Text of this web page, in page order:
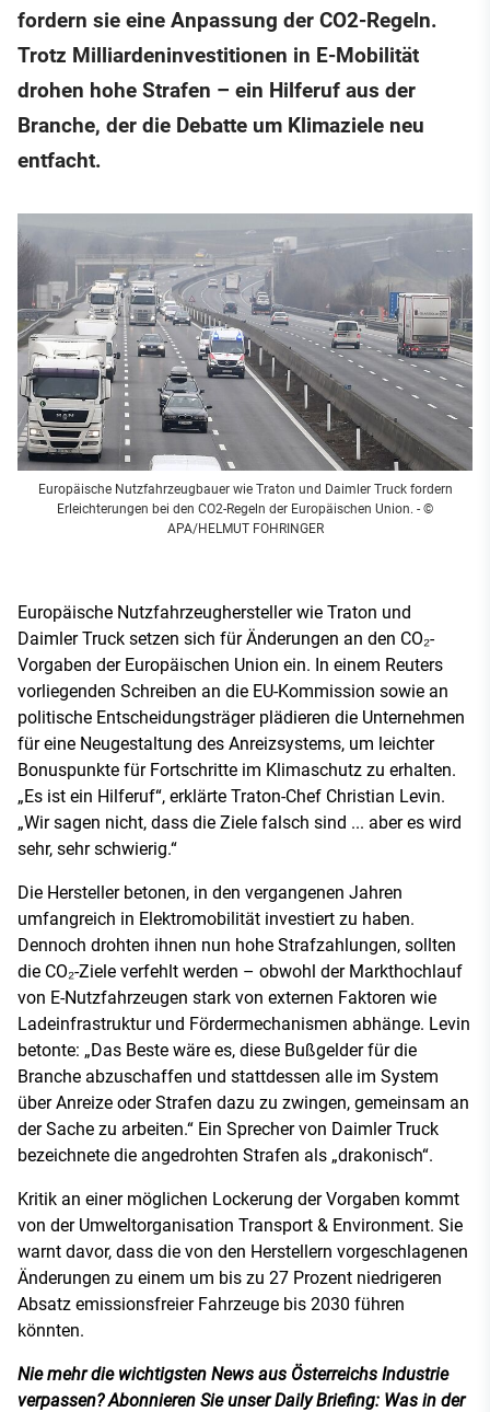
fordern sie eine Anpassung der CO2-Regeln.
Trotz Milliardeninvestitionen in E-Mobilität
drohen hohe Strafen – ein Hilferuf aus der
Branche, der die Debatte um Klimaziele neu
entfacht.
Europäische Nutzfahrzeugbauer wie Traton und Daimler Truck fordern
Erleichterungen bei den CO2-Regeln der Europäischen Union. - ©
APA/HELMUT FOHRINGER
Europäische Nutzfahrzeughersteller wie Traton und
Daimler Truck setzen sich für Änderungen an den CO₂-
Vorgaben der Europäischen Union ein. In einem Reuters
vorliegenden Schreiben an die EU-Kommission sowie an
politische Entscheidungsträger plädieren die Unternehmen
für eine Neugestaltung des Anreizsystems, um leichter
Bonuspunkte für Fortschritte im Klimaschutz zu erhalten.
„Es ist ein Hilferuf“, erklärte Traton-Chef Christian Levin.
„Wir sagen nicht, dass die Ziele falsch sind ... aber es wird
sehr, sehr schwierig.“
Die Hersteller betonen, in den vergangenen Jahren
umfangreich in Elektromobilität investiert zu haben.
Dennoch drohten ihnen nun hohe Strafzahlungen, sollten
die CO₂-Ziele verfehlt werden – obwohl der Markthochlauf
von E-Nutzfahrzeugen stark von externen Faktoren wie
Ladeinfrastruktur und Fördermechanismen abhänge. Levin
betonte: „Das Beste wäre es, diese Bußgelder für die
Branche abzuschaffen und stattdessen alle im System
über Anreize oder Strafen dazu zu zwingen, gemeinsam an
der Sache zu arbeiten.“ Ein Sprecher von Daimler Truck
bezeichnete die angedrohten Strafen als „drakonisch“.
Kritik an einer möglichen Lockerung der Vorgaben kommt
von der Umweltorganisation Transport & Environment. Sie
warnt davor, dass die von den Herstellern vorgeschlagenen
Änderungen zu einem um bis zu 27 Prozent niedrigeren
Absatz emissionsfreier Fahrzeuge bis 2030 führen
könnten.
Nie mehr die wichtigsten News aus Österreichs Industrie
verpassen? Abonnieren Sie unser Daily Briefing: Was in der